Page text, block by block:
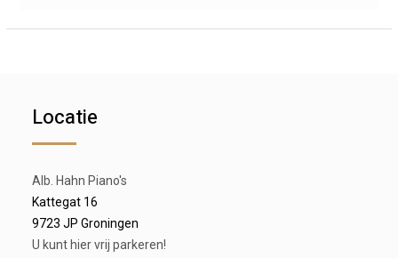
Locatie
Alb. Hahn Piano's
Kattegat 16
9723 JP Groningen
U kunt hier vrij parkeren!